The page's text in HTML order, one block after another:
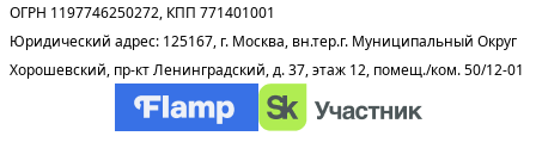
ОГРН 1197746250272, КПП 771401001
Юридический адрес: 125167, г. Москва, вн.тер.г. Муниципальный Округ
Хорошевский, пр-кт Ленинградский, д. 37, этаж 12, помещ./ком. 50/12-01